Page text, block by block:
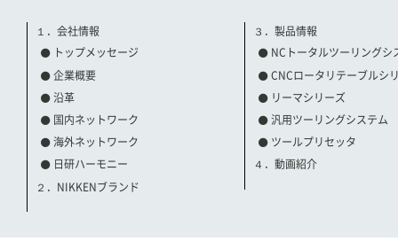
１．会社情報
トップメッセージ
企業概要
沿革
国内ネットワーク
海外ネットワーク
日研ハーモニー
２．NIKKENブランド
３．製品情報
NCトータルツーリングシ
CNCロータリテーブルシ
リーマシリーズ
汎用ツーリングシステム
ツールプリセッタ
４．動画紹介